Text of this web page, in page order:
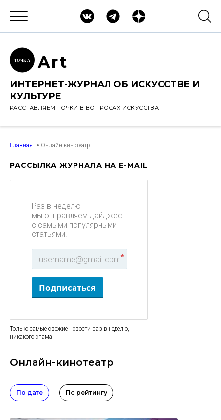
ТОЧК А Art
ИНТЕРНЕТ-ЖУРНАЛ ОБ ИСКУССТВЕ И
КУЛЬТУРЕ
РАССТАВЛЯЕМ ТОЧКИ В ВОПРОСАХ ИСКУССТВА
Главная Онлайн-кинотеатр
РАССЫЛКА ЖУРНАЛА НА E-MAIL
Раз в неделю
мы отправляем дайджест
с самыми популярными
статьями.
*
Подписаться
Только самые свежие новости раз в неделю,
никакого спама
Онлайн-кинотеатр
По дате По рейтингу